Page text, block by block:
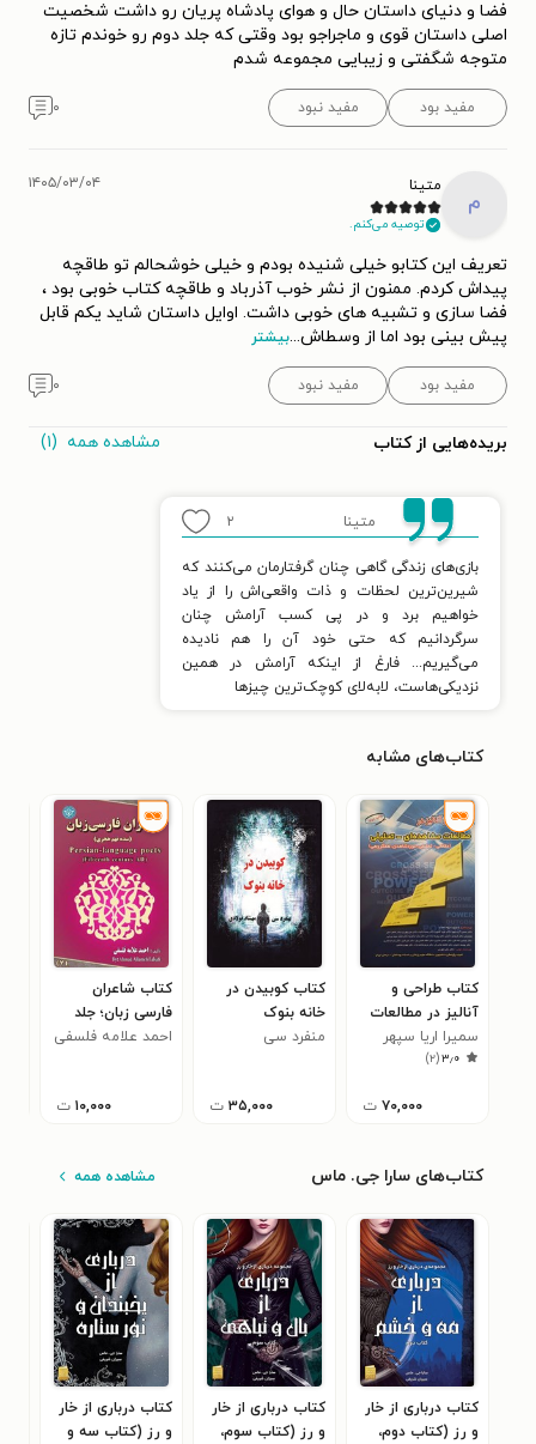
فضا و دنیای داستان حال و هوای پادشاه پریان رو داشت شخصیت
اصلی داستان قوی و ماجراجو بود وقتی که جلد دوم رو خوندم تازه
متوجه شگفتی و زیبایی مجموعه شدم
مفید بود مفید نبود ۰
م
متینا
توصیه می‌کنم.
۱۴۰۵/۰۳/۰۴
تعریف این کتابو خیلی شنیده بودم و خیلی خوشحالم تو طاقچه
پیداش کردم. ممنون از نشر خوب آذرباد و طاقچه کتاب خوبی بود ،
فضا سازی و تشبیه های خوبی داشت. اوایل داستان شاید یکم قابل
پیش بینی بود اما از وسطاش...بیشتر
مفید بود مفید نبود ۰
بریده‌هایی از کتاب مشاهده همه (۱)
متینا ۲
بازی‌های زندگی گاهی چنان گرفتارمان می‌کنند که
شیرین‌ترین لحظات و ذات واقعی‌اش را از یاد
خواهیم برد و در پی کسب آرامش چنان
سرگردانیم که حتی خود آن را هم نادیده
می‌گیریم... فارغ از اینکه آرامش در همین
نزدیکی‌هاست، لابه‌لای کوچک‌ترین چیزها
کتاب‌های مشابه
کتاب طراحی و
آنالیز در مطالعات
مشاهده ای تحلیلی
سمیرا اریا سپهر
۳٫۰(۲)
۷۰,۰۰۰ ت
کتاب کوبیدن در
خانه بنوک
منفرد سی
۳۵,۰۰۰ ت
کتاب شاعران
فارسی زبان؛ جلد
هفتم
احمد علامه فلسفی
۱۰,۰۰۰ ت
کتاب‌های سارا جی. ماس مشاهده همه
کتاب درباری از خار
و رز (کتاب دوم،
کتاب درباری از خار
و رز (کتاب سوم،
کتاب درباری از خار
و رز (کتاب سه و